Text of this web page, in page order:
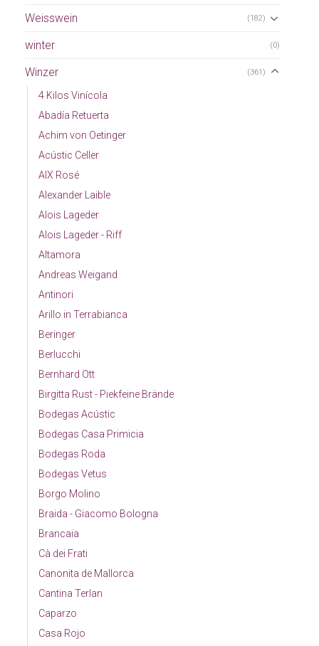
Weisswein (182)
winter (0)
Winzer (361)
4 Kilos Vinícola
Abadía Retuerta
Achim von Oetinger
Acústic Celler
AIX Rosé
Alexander Laible
Alois Lageder
Alois Lageder - Riff
Altamora
Andreas Weigand
Antinori
Arillo in Terrabianca
Beringer
Berlucchi
Bernhard Ott
Birgitta Rust - Piekfeine Brände
Bodegas Acústic
Bodegas Casa Primicia
Bodegas Roda
Bodegas Vetus
Borgo Molino
Braida - Giacomo Bologna
Brancaia
Cà dei Frati
Canonita de Mallorca
Cantina Terlan
Caparzo
Casa Rojo